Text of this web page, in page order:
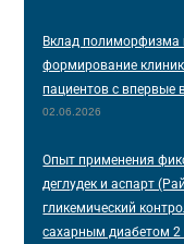
Вклад полиморфизма
формирование
пациентов с
02.06.2026
Опыт применения
деглудек и аспарт
гликемический
сахарным диабетом 2